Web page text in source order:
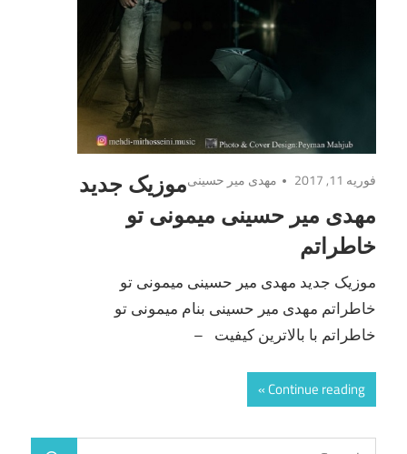
فوریه 11, 2017 مهدی میر حسینیموزیک جدید
مهدی میر حسینی میمونی تو
خاطراتم
موزیک جدید مهدی میر حسینی میمونی تو
خاطراتم مهدی میر حسینی بنام میمونی تو
خاطراتم با بالاترین کیفیت –
Continue reading